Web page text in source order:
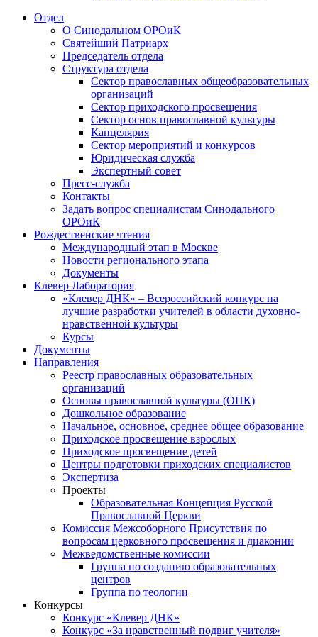
Отдел
О Синодальном ОРОиК
Святейший Патриарх
Председатель отдела
Структура отдела
Сектор православных общеобразовательных
организаций
Сектор приходского просвещения
Сектор основ православной культуры
Канцелярия
Сектор мероприятий и конкурсов
Юридическая служба
Экспертный совет
Пресс-служба
Контакты
Задать вопрос специалистам Синодального
ОРОиК
Рождественские чтения
Международный этап в Москве
Новости регионального этапа
Документы
Клевер Лаборатория
«Клевер ДНК» – Всероссийский конкурс на
лучшие разработки учителей в области духовно-
нравственной культуры
Курсы
Документы
Направления
Реестр православных образовательных
организаций
Основы православной культуры (ОПК)
Дошкольное образование
Начальное, основное, среднее общее образование
Приходское просвещение взрослых
Приходское просвещение детей
Центры подготовки приходских специалистов
Экспертиза
Проекты
Образовательная Концепция Русской
Православной Церкви
Комиссия Межсоборного Присутствия по
вопросам церковного просвещения и диаконии
Межведомственные комиссии
Группа по созданию образовательных
центров
Группа по теологии
Конкурсы
Конкурс «Клевер ДНК»
Конкурс «За нравственный подвиг учителя»